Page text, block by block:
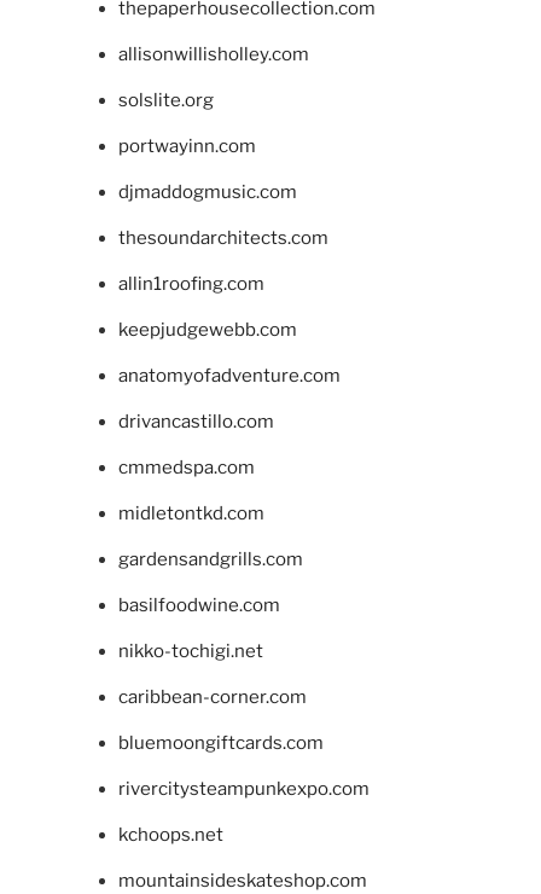
thepaperhousecollection.com
allisonwillisholley.com
solslite.org
portwayinn.com
djmaddogmusic.com
thesoundarchitects.com
allin1roofing.com
keepjudgewebb.com
anatomyofadventure.com
drivancastillo.com
cmmedspa.com
midletontkd.com
gardensandgrills.com
basilfoodwine.com
nikko-tochigi.net
caribbean-corner.com
bluemoongiftcards.com
rivercitysteampunkexpo.com
kchoops.net
mountainsideskateshop.com